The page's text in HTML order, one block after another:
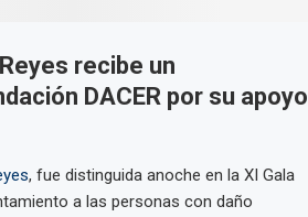
recibe un
DACER por su apoyo
, fue distinguida anoche en la XI Gala
a las personas con daño